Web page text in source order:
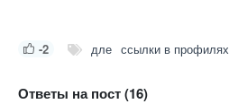
-2 дле ссылки в профилях
Ответы на пост (16)